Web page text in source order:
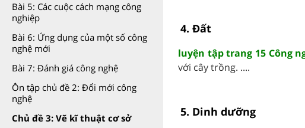
Bài 5: Các cuộc cách mạng công
nghiệp
Bài 6: Ứng dụng của một số công
nghệ mới
Bài 7: Đánh giá công nghệ
Ôn tập chủ đề 2: Đổi mới công
nghệ
Chủ đề 3: Vẽ kĩ thuật cơ sở
4. Đất
luyện tập trang 15 Công
với cây trồng. ....
5. Dinh dưỡng